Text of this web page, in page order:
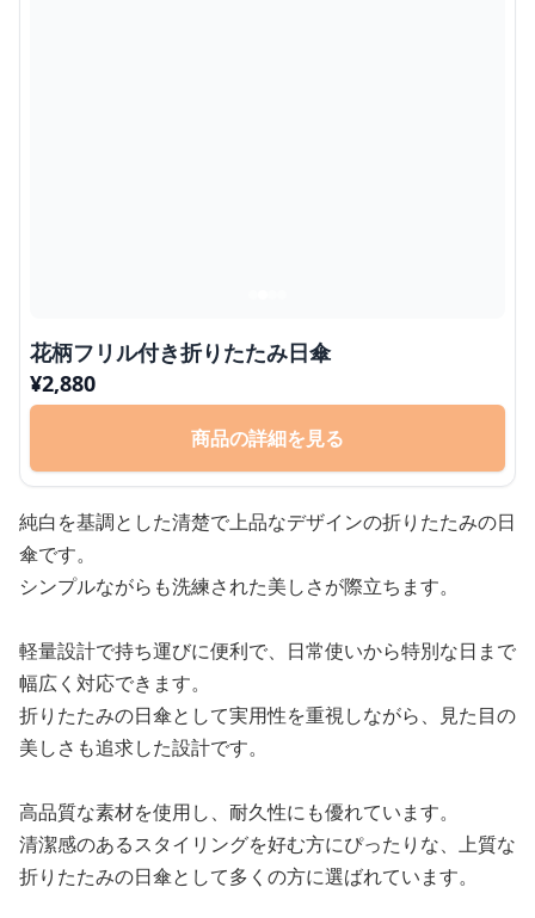
花柄フリル付き折りたたみ日傘
¥2,880
商品の詳細を見る
純白を基調とした清楚で上品なデザインの折りたたみの日
傘です。
シンプルながらも洗練された美しさが際立ちます。
軽量設計で持ち運びに便利で、日常使いから特別な日まで
幅広く対応できます。
折りたたみの日傘として実用性を重視しながら、見た目の
美しさも追求した設計です。
高品質な素材を使用し、耐久性にも優れています。
清潔感のあるスタイリングを好む方にぴったりな、上質な
折りたたみの日傘として多くの方に選ばれています。